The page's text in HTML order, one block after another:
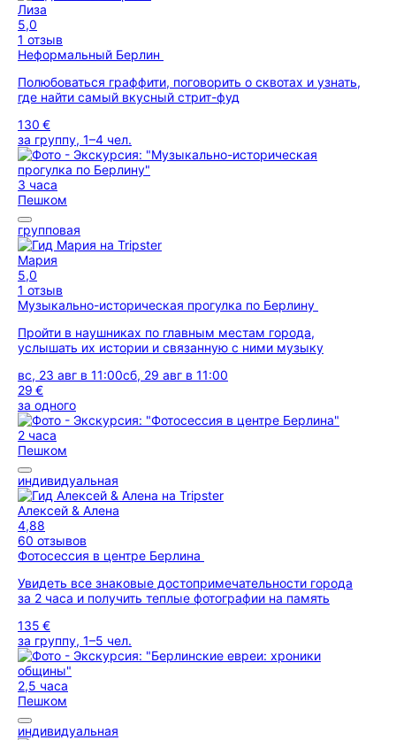
Лиза
5,0
1 отзыв
Неформальный Берлин
Полюбоваться граффити, поговорить о сквотах и узнать,
где найти самый вкусный стрит-фуд
130 €
за группу, 1–4 чел.
3 часа
Пешком
групповая
Мария
5,0
1 отзыв
Музыкально-историческая прогулка по Берлину
Пройти в наушниках по главным местам города,
услышать их истории и связанную с ними музыку
вс, 23 авг в 11:00сб, 29 авг в 11:00
29 €
за одного
2 часа
Пешком
индивидуальная
Алексей & Алена
4,88
60 отзывов
Фотосессия в центре Берлина
Увидеть все знаковые достопримечательности города
за 2 часа и получить теплые фотографии на память
135 €
за группу, 1–5 чел.
2,5 часа
Пешком
индивидуальная